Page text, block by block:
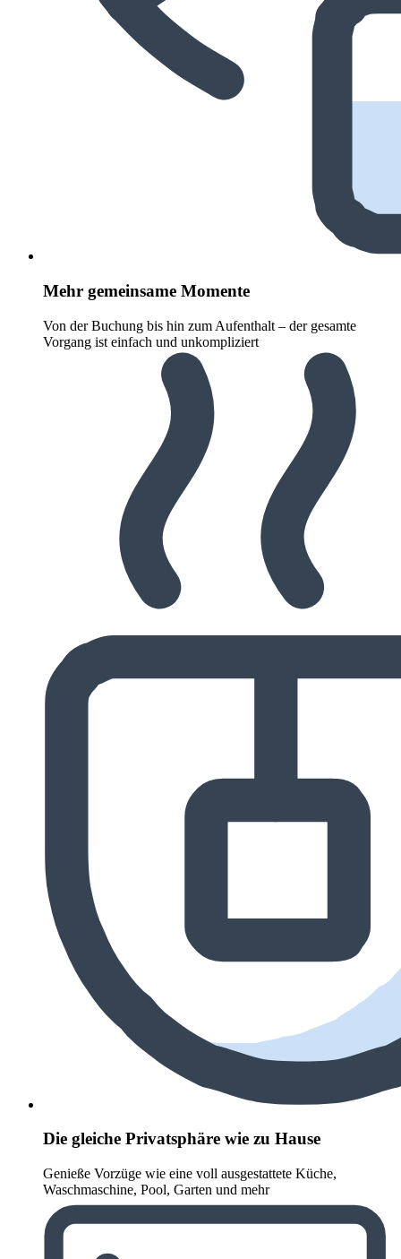
Mehr gemeinsame Momente
Von der Buchung bis hin zum Aufenthalt – der gesamte
Vorgang ist einfach und unkompliziert
Die gleiche Privatsphäre wie zu Hause
Genieße Vorzüge wie eine voll ausgestattete Küche,
Waschmaschine, Pool, Garten und mehr